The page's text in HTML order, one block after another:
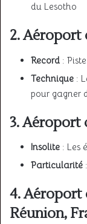
du Lesotho
2. Aéroport
Record :
Technique :
pour gagner
3. Aéroport
Insolite : Les
Particularité
4. Aéroport
Réunion,